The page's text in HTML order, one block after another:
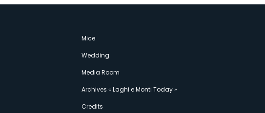
Mice
Wedding
Media Room
Archives « Laghi e Monti Today »
Credits